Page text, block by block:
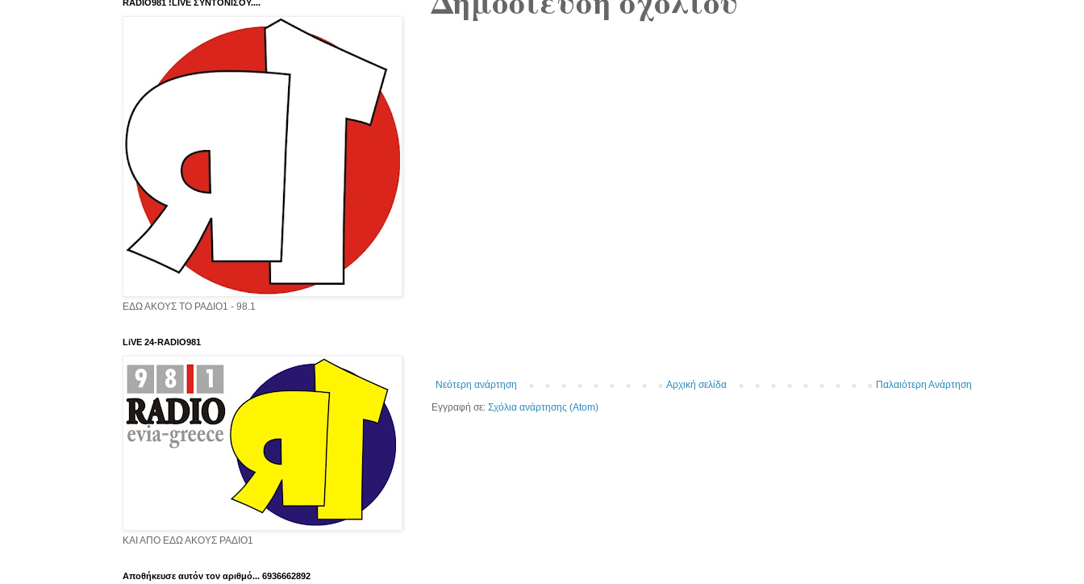
Νεότερη ανάρτηση Παλαιότερη Ανάρτηση
Αρχική σελίδα
Εγγραφή σε: Σχόλια ανάρτησης (Atom)
RADIO981 !LIVE ΣΥΝΤΟΝΙΣΟΥ....
ΕΔΩ ΑΚΟΥΣ ΤΟ ΡΑΔΙΟ1 - 98.1
LiVE 24-RADIO981
ΚΑΙ ΑΠΟ ΕΔΩ ΑΚΟΥΣ ΡΑΔΙΟ1
Aποθήκευσε αυτόν τον αριθμό... 6936662892